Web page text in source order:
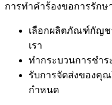
การทำคำร้องขอการรักษ
เลือกผลิตภัณฑ์กัญช
เรา
ทำกระบวนการชำร
รับการจัดส่งของคุ
กำหนด